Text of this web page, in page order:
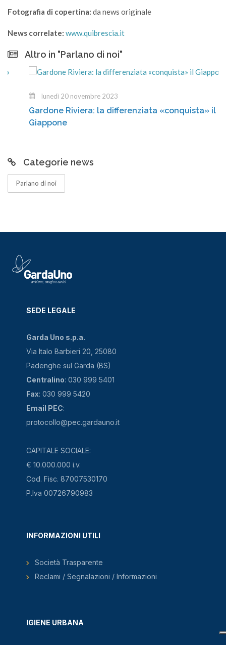
Fotografia di copertina: da news originale
News correlate: www.quibrescia.it
Altro in "Parlano di noi"
lunedì 20 novembre 2023
Gardone Riviera: la differenziata «conquista» il
Giappone
Categorie news
Parlano di noi
SEDE LEGALE
Garda Uno s.p.a.
Via Italo Barbieri 20, 25080
Padenghe sul Garda (BS)
Centralino: 030 999 5401
Fax: 030 999 5420
Email PEC:
protocollo@pec.gardauno.it
CAPITALE SOCIALE:
€ 10.000.000 i.v.
Cod. Fisc. 87007530170
P.Iva 00726790983
IGIENE URBANA
INFORMAZIONI UTILI
Società Trasparente
Reclami / Segnalazioni / Informazioni